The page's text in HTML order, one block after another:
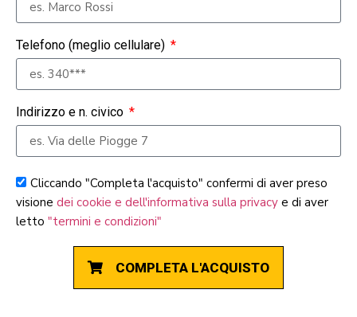
Telefono (meglio cellulare)
Indirizzo e n. civico
Cliccando "Completa l'acquisto" confermi di aver preso
visione dei cookie e dell'informativa sulla privacy e di aver
letto "termini e condizioni"
COMPLETA L'ACQUISTO